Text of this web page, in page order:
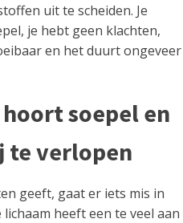
uit te scheiden. Je
je hebt geen klachten,
en het duurt ongeveer
soepel en
verlopen
geeft, gaat er iets mis in
heeft een te veel aan